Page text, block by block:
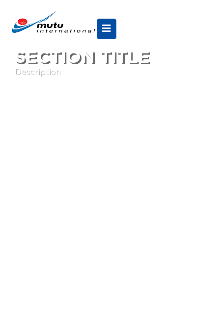
SECTION TITLE
Description